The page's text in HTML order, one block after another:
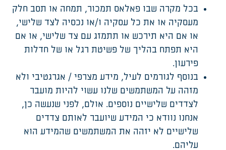
בכל מקרה שבו פאלאס תמכור, תמחה או תסב חלק
מעסקיה או את כל עסקיה ו/או נכסיה לצד שלישי,
או אם היא תירכש או תתמזג עם צד שלישי, או אם
היא תפתח בהליך של פשיטת רגל או של חדלות
פירעון.
בנוסף לגורמים לעיל, מידע מצרפי / אגרגטיבי ולא
מזהה על המשתמשים שלנו עשוי להיות מועבר
לצדדים שלישיים נוספים. אולם, לפני שנעשה כן,
אנחנו נוודא כי המידע שיועבר לאותם צדדים
שלישיים לא יזהה את המשתמשים שהמידע הוא
עליהם.